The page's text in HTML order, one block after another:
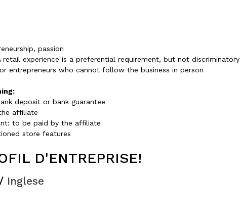
passion
retail experience is a preferential requirement, but not discriminatory
entrepreneurs who cannot follow the business in person
deposit or bank guarantee
affiliate
to be paid by the affiliate
store features
D'ENTREPRISE!
/ Inglese